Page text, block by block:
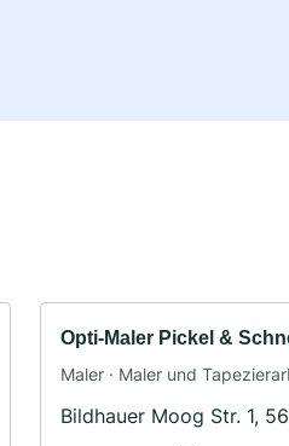
Opti-Maler Pickel &
Maler · Maler und
Bildhauer Moog Str. 1,